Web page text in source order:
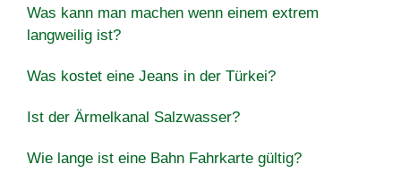
Was kann man machen wenn einem extrem
langweilig ist?
Was kostet eine Jeans in der Türkei?
Ist der Ärmelkanal Salzwasser?
Wie lange ist eine Bahn Fahrkarte gültig?